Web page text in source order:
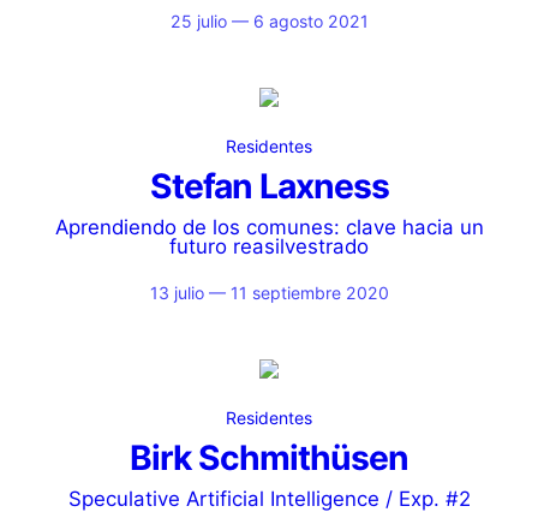
25 julio — 6 agosto 2021
Residentes
Stefan Laxness
Aprendiendo de los comunes: clave hacia un
futuro reasilvestrado
13 julio — 11 septiembre 2020
Residentes
Birk Schmithüsen
Speculative Artificial Intelligence / Exp. #2